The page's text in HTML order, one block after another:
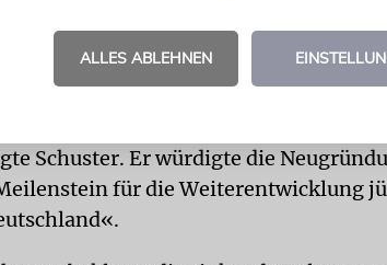
»Wir befinden uns fast am
Schuster. Er würdigte die
für die Weiterentwicklung
ALLES ABLEHNEN